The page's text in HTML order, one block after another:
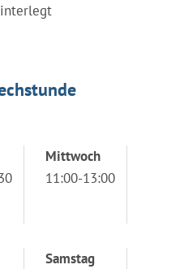
Mittwoch
11:00-13:00
Samstag